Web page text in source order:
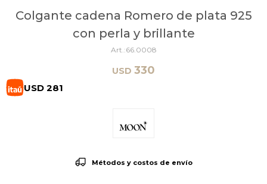
Colgante cadena Romero de plata 925
con perla y brillante
66.0008
USD 330
USD 281
Métodos y costos de envío